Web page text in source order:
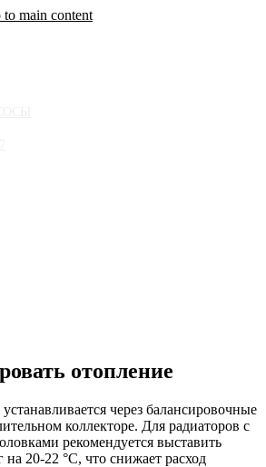
to main content
отопление
через балансировочные
коллекторе. Для радиаторов с
рекомендуется выставить
20-22 °C, что снижает расход